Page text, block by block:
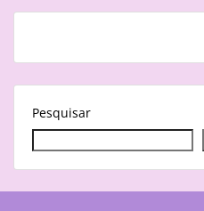
Pesquisar